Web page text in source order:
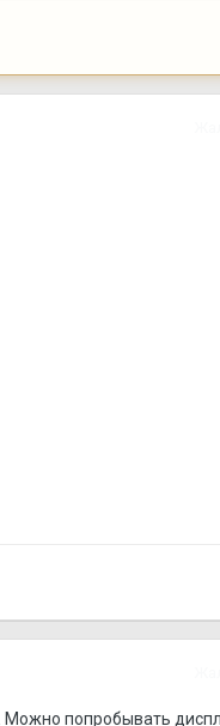
Можно попробывать